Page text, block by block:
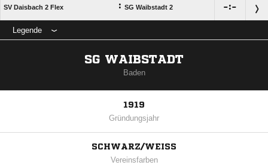
SV Daisbach 2 Flex : SG Waibstadt 2 :
Legende
SG WAIBSTADT
Baden
1919
Gründungsjahr
SCHWARZ/WEISS
Vereinsfarben